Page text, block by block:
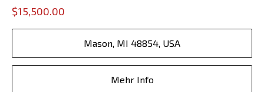
$15,500.00
Mason, MI 48854, USA
Mehr Info